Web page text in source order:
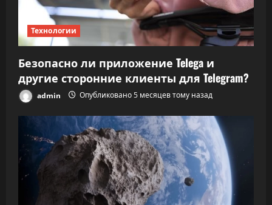
Технологии
Безопасно ли приложение Telega и
другие сторонние клиенты для Telegram?
admin Опубликовано 5 месяцев тому назад